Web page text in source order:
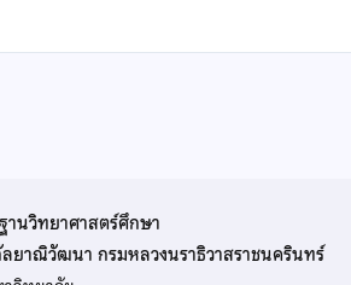
นวิทยาศาสตร์ศึกษา
ยาณิวัฒนา กรมหลวงนราธิวาสราชนครินทร์